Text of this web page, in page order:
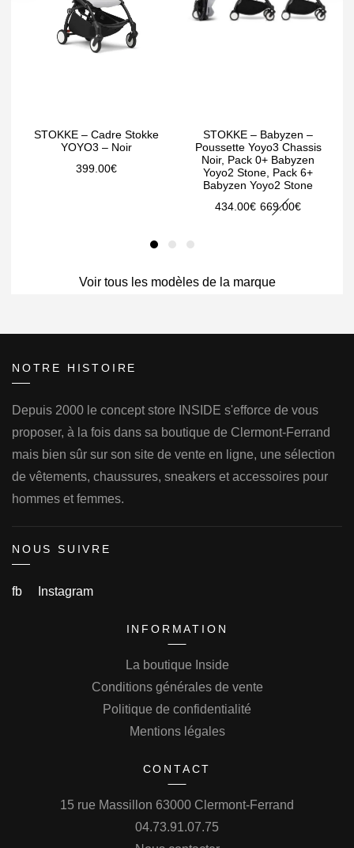
STOKKE – Cadre Stokke
YOYO3 – Noir
399.00€
STOKKE – Babyzen –
Poussette Yoyo3 Chassis
Noir, Pack 0+ Babyzen
Yoyo2 Stone, Pack 6+
Babyzen Yoyo2 Stone
669.00€
Le
434.00€ Le
Voir tous les modèles de la marque
NOTRE HISTOIRE
Depuis 2000 le concept store INSIDE s'efforce de vous
proposer, à la fois dans sa boutique de Clermont-Ferrand
mais bien sûr sur son site de vente en ligne, une sélection
de vêtements, chaussures, sneakers et accessoires pour
hommes et femmes.
NOUS SUIVRE
fb Instagram
INFORMATION
La boutique Inside
Conditions générales de vente
Politique de confidentialité
Mentions légales
CONTACT
15 rue Massillon 63000 Clermont-Ferrand
04.73.91.07.75